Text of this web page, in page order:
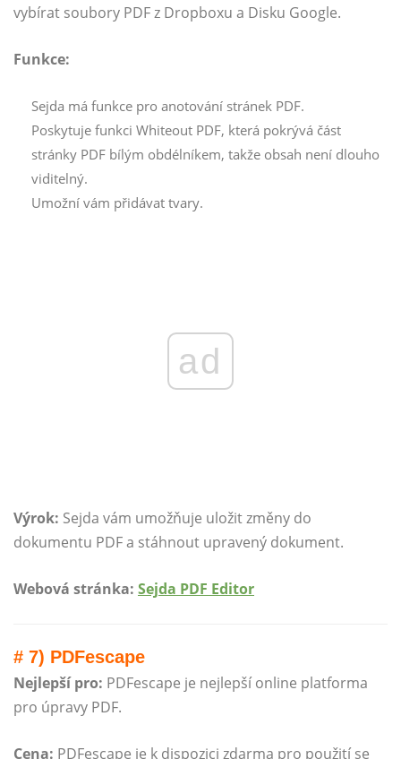
vybírat soubory PDF z Dropboxu a Disku Google.
Funkce:
Sejda má funkce pro anotování stránek PDF.
Poskytuje funkci Whiteout PDF, která pokrývá část
stránky PDF bílým obdélníkem, takže obsah není dlouho
viditelný.
Umožní vám přidávat tvary.
ad
Výrok: Sejda vám umožňuje uložit změny do
dokumentu PDF a stáhnout upravený dokument.
Webová stránka: Sejda PDF Editor
# 7) PDFescape
Nejlepší pro: PDFescape je nejlepší online platforma
pro úpravy PDF.
Cena: PDFescape je k dispozici zdarma pro použití se